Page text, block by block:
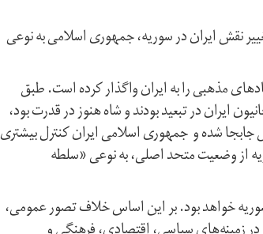
نقش ایران در سوریه، جمهوری اسلامی به نوعی
مذهبی را به ایران واگذار کرده است. طبق
دهه ۱۹۷۰ ، وقتی گروهی از روحانیون ایران در تبعید بودند و شاه هنوز در قدرت بود،
جابجا شده و جمهوری اسلامی ایران کنترل بیشتری
در سال ۲۰۱۱ روابط ایران و سوریه از وضعیت متحد اصلی، به نوعی «سلطه
خواهد بود. بر این اساس خلاف تصور عمومی،